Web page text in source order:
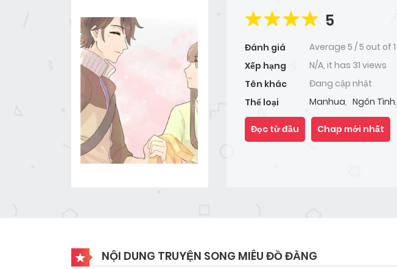
5
Đánh giá Average 5 /5 out of 1
Xếp hạng
N/A, it has 31 views
Tên khác
Đang cập nhật
Thể loại
Manhua, Ngôn Tình,
Đọc từ đầu Chap mới nhất
NỘI DUNG TRUYỆN SONG MIÊU ĐỒ ĐẰNG